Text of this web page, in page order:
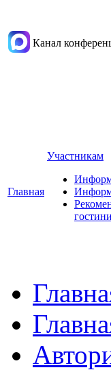
Канал
Главная
Участникам